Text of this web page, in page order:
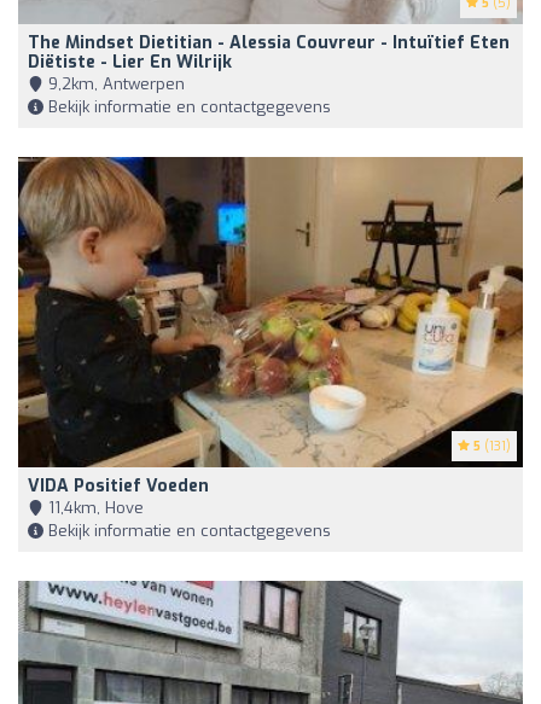
5 (5)
The Mindset Dietitian - Alessia Couvreur - Intuïtief Eten
Diëtiste - Lier En Wilrijk
9,2km, Antwerpen
Bekijk informatie en contactgegevens
5 (131)
VIDA Positief Voeden
11,4km, Hove
Bekijk informatie en contactgegevens